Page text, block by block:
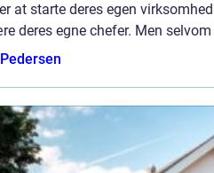
at starte deres egen
deres egne chefer. Men